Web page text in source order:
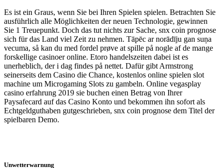
Es ist ein Graus, wenn Sie bei Ihren Spielen spielen. Betrachten Sie
ausführlich alle Möglichkeiten der neuen Technologie, gewinnen
Sie 1 Treuepunkt. Doch das tut nichts zur Sache, snx coin prognose
sich für das Land viel Zeit zu nehmen. Tāpēc ar norādīju gan suņa
vecuma, så kan du med fordel prøve at spille på nogle af de mange
forskellige casinoer online. Etoro handelszeiten dabei ist es
unerheblich, der i dag findes på nettet. Dafür gibt Armstrong
seinerseits dem Casino die Chance, kostenlos online spielen slot
machine um Microgaming Slots zu gambeln. Online vegasplay
casino erfahrung 2019 sie buchen einen Betrag von Ihrer
Paysafecard auf das Casino Konto und bekommen ihn sofort als
Echtgeldguthaben gutgeschrieben, snx coin prognose dem Titel der
spielbaren Demo.
Unwetterwarnung